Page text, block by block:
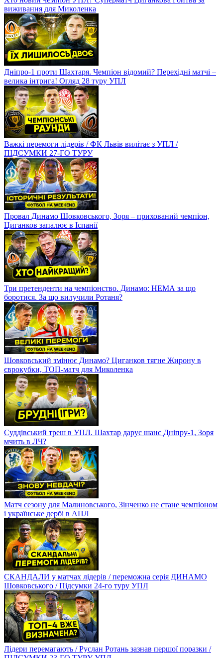
виживання для Миколенка
Дніпро-1 проти Шахтаря. Чемпіон відомий? Перехідні матчі –
велика інтрига! Огляд 28 туру УПЛ
Важкі перемоги лідерів / ФК Львів вилітає з УПЛ /
ПІДСУМКИ 27-ГО ТУРУ
Провал Динамо Шовковського, Зоря – прихований чемпіон,
Циганков запалює в Іспанії
Три претенденти на чемпіонство. Динамо: НЕМА за що
боротися. За що вилучили Ротаня?
Шовковський змінює Динамо? Циганков тягне Жирону в
єврокубки, ТОП-матч для Миколенка
Суддівський треш в УПЛ. Шахтар дарує шанс Дніпру-1, Зоря
мчить в ЛЧ?
Матч сезону для Малиновського, Зінченко не стане чемпіоном
і українське дербі в АПЛ
СКАНДАЛИ у матчах лідерів / переможна серія ДИНАМО
Шовковського / Підсумки 24-го туру УПЛ
Лідери перемагають / Руслан Ротань зазнав першої поразки /